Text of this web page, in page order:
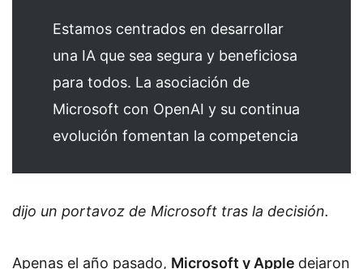
Estamos centrados en desarrollar
una IA que sea segura y beneficiosa
para todos. La asociación de
Microsoft con OpenAI y su continua
evolución fomentan la competencia
dijo un portavoz de Microsoft tras la decisión.
Apenas el año pasado, Microsoft y Apple dejaron